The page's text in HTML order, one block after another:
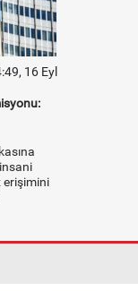
16 Eyl
erişimini